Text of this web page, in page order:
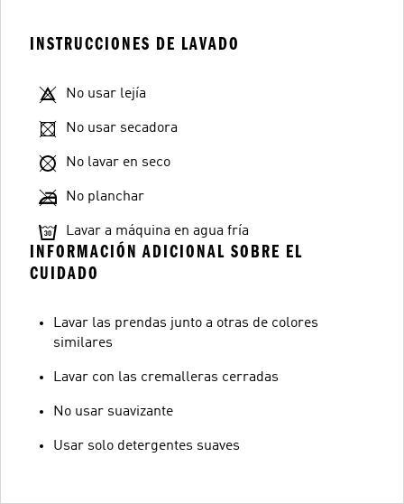
INSTRUCCIONES DE LAVADO
No usar lejía
No usar secadora
No lavar en seco
No planchar
Lavar a máquina en agua fría
INFORMACIÓN ADICIONAL SOBRE EL
CUIDADO
Lavar las prendas junto a otras de colores
similares
Lavar con las cremalleras cerradas
No usar suavizante
Usar solo detergentes suaves